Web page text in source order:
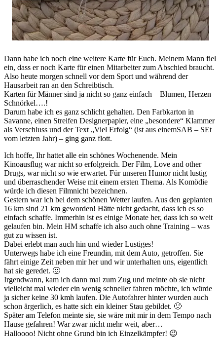
Dann habe ich noch eine weitere Karte für Euch. Meinem Mann fiel
ein, dass er noch Karte für einen Mitarbeiter zum Abschied braucht.
Also heute morgen schnell vor dem Sport und während der
Hausarbeit ran an den Schreibtisch.
Karten für Männer sind ja nicht so ganz einfach – Blumen, Herzen
Schnörkel….!
Darum habe ich es ganz schlicht gehalten. Den Farbkarton in
Savanne, einen Streifen Designerpapier, eine „besondere“ Klammer
als Verschluss und der Text „Viel Erfolg“ (ist aus einemSAB – SEt
vom letzten Jahr) – ging ganz flott.
Ich hoffe, Ihr hattet alle ein schönes Wochenende. Mein
Kinoausflug war nicht so erfolgreich. Der Film, Love and other
Drugs, war nicht so wie erwartet. Für unseren Humor nicht lustig
und überraschender Weise mit einem ersten Thema. Als Komödie
würde ich diesen Filmnicht bezeichnen.
Gestern war ich bei dem schönen Wetter laufen. Aus den geplanten
16 km sind 21 km geworden! Hätte nicht gedacht, dass ich es so
einfach schaffe. Immerhin ist es einige Monate her, dass ich so weit
gelaufen bin. Mein HM schaffe ich also auch ohne Training – was
gut zu wissen ist.
Dabei erlebt man auch hin und wieder Lustiges!
Unterwegs habe ich eine Freundin, mit dem Auto, getroffen. Sie
fährt einige Zeit neben mir her und wir unterhalten uns, eigentlich
hat sie geredet. 🙂
Irgendwann, kam ich dann mal zum Zug und meinte ob sie nicht
vielleicht mal wieder ein wenig schneller fahren möchte, ich würde
ja sicher keine 30 kmh laufen. Die Autofahrer hinter wurden auch
schon ärgerlich, es hatte sich ein kleiner Stau gebildet. 🙂
Später am Telefon meinte sie, sie wäre mit mir in dem Tempo nach
Hause gefahren! War zwar nicht mehr weit, aber…
Halloooo! Nicht ohne Grund bin ich Einzelkämpfer! 😉